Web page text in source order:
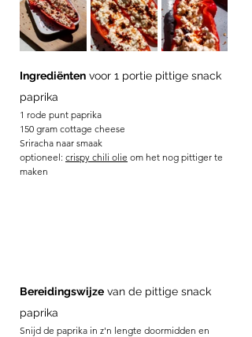
Ingrediënten voor 1 portie pittige snack
paprika
1 rode punt paprika
150 gram cottage cheese
Sriracha naar smaak
optioneel: crispy chili olie om het nog pittiger te
maken
Bereidingswijze van de pittige snack
paprika
Snijd de paprika in z'n lengte doormidden en